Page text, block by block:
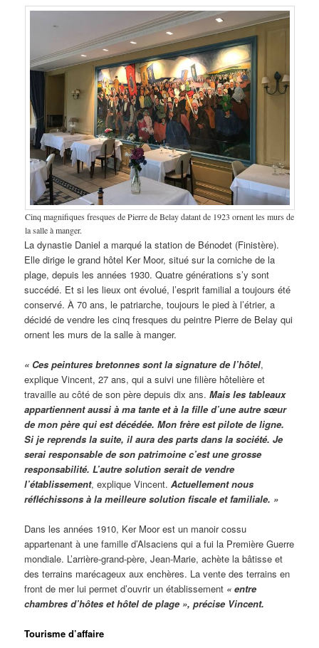
Cinq magnifiques fresques de Pierre de Belay datant de 1923 ornent les murs de
la salle à manger.
La dynastie Daniel a marqué la station de Bénodet (Finistère).
Elle dirige le grand hôtel Ker Moor, situé sur la corniche de la
plage, depuis les années 1930. Quatre générations s’y sont
succédé. Et si les lieux ont évolué, l’esprit familial a toujours été
conservé. À 70 ans, le patriarche, toujours le pied à l’étrier, a
décidé de vendre les cinq fresques du peintre Pierre de Belay qui
ornent les murs de la salle à manger.
« Ces peintures bretonnes sont la signature de l’hôtel,
explique Vincent, 27 ans, qui a suivi une filière hôtelière et
travaille au côté de son père depuis dix ans.Mais les tableaux
appartiennent aussi à ma tante et à la fille d’une autre sœur
de mon père qui est décédée. Mon frère est pilote de ligne.
Si je reprends la suite, il aura des parts dans la société. Je
serai responsable de son patrimoine c’est une grosse
responsabilité. L’autre solution serait de vendre
l’établissement, explique Vincent.Actuellement nous
réfléchissons à la meilleure solution fiscale et familiale. »
Dans les années 1910, Ker Moor est un manoir cossu
appartenant à une famille d’Alsaciens qui a fui la Première Guerre
mondiale. L’arrière-grand-père, Jean-Marie, achète la bâtisse et
des terrains marécageux aux enchères. La vente des terrains en
front de mer lui permet d’ouvrir un établissement « entre
chambres d’hôtes et hôtel de plage », précise Vincent.
Tourisme d’affaire